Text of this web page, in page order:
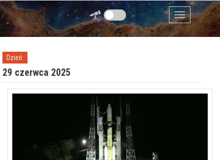
Przejdź do zawartości
Menu
Dzień:
29 czerwca 2025